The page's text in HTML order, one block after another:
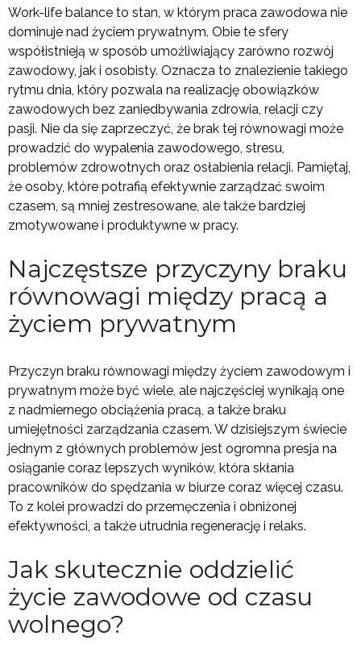
Work-life balance to stan, w którym praca zawodowa nie
dominuje nad życiem prywatnym. Obie te sfery
współistnieją w sposób umożliwiający zarówno rozwój
zawodowy, jak i osobisty. Oznacza to znalezienie takiego
rytmu dnia, który pozwala na realizację obowiązków
zawodowych bez zaniedbywania zdrowia, relacji czy
pasji. Nie da się zaprzeczyć, że brak tej równowagi może
prowadzić do wypalenia zawodowego, stresu,
problemów zdrowotnych oraz osłabienia relacji. Pamiętaj,
że osoby, które potrafią efektywnie zarządzać swoim
czasem, są mniej zestresowane, ale także bardziej
zmotywowane i produktywne w pracy.
Najczęstsze przyczyny braku
równowagi między pracą a
życiem prywatnym
Przyczyn braku równowagi między życiem zawodowym i
prywatnym może być wiele, ale najczęściej wynikają one
z nadmiernego obciążenia pracą, a także braku
umiejętności zarządzania czasem. W dzisiejszym świecie
jednym z głównych problemów jest ogromna presja na
osiąganie coraz lepszych wyników, która skłania
pracowników do spędzania w biurze coraz więcej czasu.
To z kolei prowadzi do przemęczenia i obniżonej
efektywności, a także utrudnia regenerację i relaks.
Jak skutecznie oddzielić
życie zawodowe od czasu
wolnego?